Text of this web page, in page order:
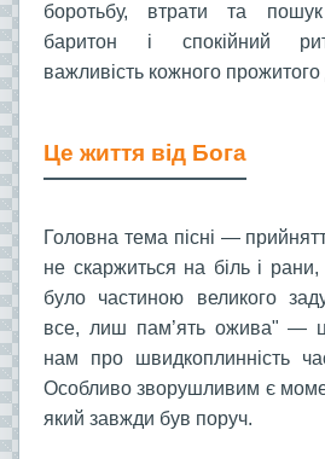
боротьбу, втрати та
баритон і спокійний
важливість кожного прожитого
Це життя від Бога
Головна тема пісні —
не скаржиться на біль і
було частиною великого
все, лиш пам’ять ожива" —
нам про швидкоплинність
Особливо зворушливим є
який завжди був поруч.